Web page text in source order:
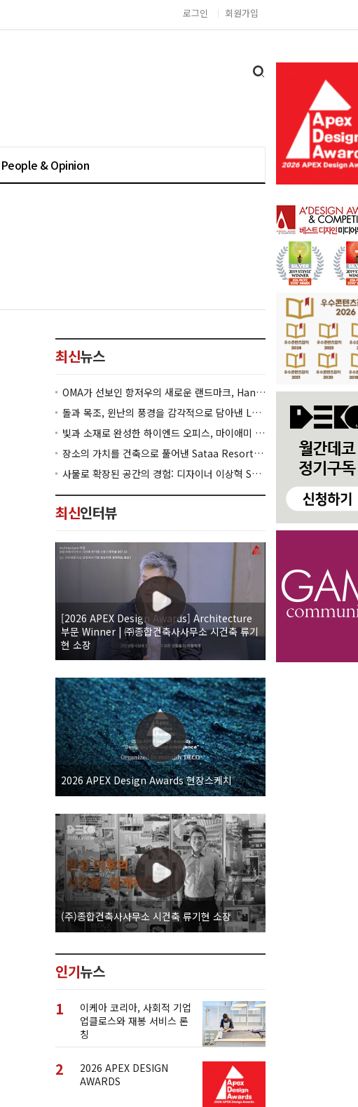
로그인 회원가입
People & Opinion
최신뉴스
OMA가 선보인 항저우의 새로운 랜드마크, Hangzhou Prism
돌과 목조, 윈난의 풍경을 감각적으로 담아낸 Lan Bistro Yunnan Restaurant
빛과 소재로 완성한 하이엔드 오피스, 마이애미 830 Brickell
장소의 가치를 건축으로 풀어낸 Sataa Resort Nan
사물로 확장된 공간의 경험: 디자이너 이상혁 SANGHYEOK LEE
최신인터뷰
[2026 APEX Design Awards] Architecture
부문 Winner | ㈜종합건축사사무소 시건축 류기
현 소장
2026 APEX Design Awards 현장스케치
(주)종합건축사사무소 시건축 류기현 소장
인기뉴스
1
이케아 코리아, 사회적 기업
업클로스와 재봉 서비스 론
칭
2
2026 APEX DESIGN
AWARDS